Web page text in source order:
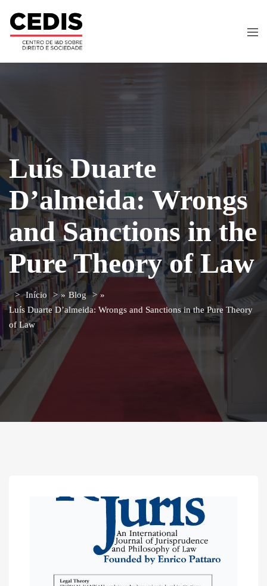
Luís Duarte
D’almeida: Wrongs
and Sanctions in the
Pure Theory of Law
Início » Blog
»
Luís Duarte D’almeida: Wrongs and Sanctions in the Pure Theory
of Law